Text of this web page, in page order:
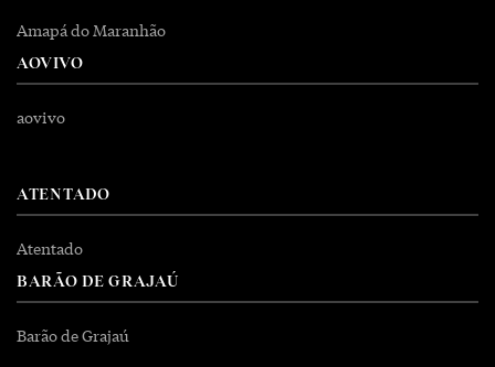
Amapá do Maranhão
AOVIVO
aovivo
ATENTADO
Atentado
BARÃO DE GRAJAÚ
Barão de Grajaú